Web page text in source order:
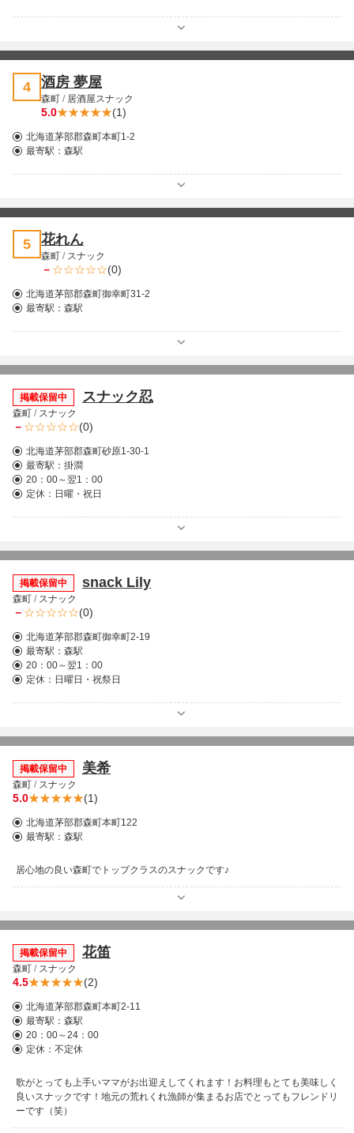
4 酒房 夢屋
森町 / 居酒屋スナック
5.0 (1)
北海道茅部郡森町本町1-2
最寄駅： 森駅
5 花れん
森町 / スナック
－ (0)
北海道茅部郡森町御幸町31-2
最寄駅： 森駅
掲載保留中 スナック忍
森町 / スナック
－ (0)
北海道茅部郡森町砂原1-30-1
最寄駅： 掛澗
20：00～翌1：00
定休：日曜・祝日
掲載保留中 snack Lily
森町 / スナック
－ (0)
北海道茅部郡森町御幸町2-19
最寄駅： 森駅
20：00～翌1：00
定休：日曜日・祝祭日
掲載保留中 美希
森町 / スナック
5.0 (1)
北海道茅部郡森町本町122
最寄駅： 森駅
居心地の良い森町でトップクラスのスナックです♪
掲載保留中 花笛
森町 / スナック
4.5 (2)
北海道茅部郡森町本町2-11
最寄駅： 森駅
20：00～24：00
定休：不定休
歌がとっても上手いママがお出迎えしてくれます！お料理もとても美味しく
良いスナックです！地元の荒れくれ漁師が集まるお店でとってもフレンドリ
ーです（笑）